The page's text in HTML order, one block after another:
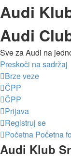
Audi
Audi
Sve za Audi na
Preskoči na sadržaj
Brze veze
ČPP
ČPP
Prijava
Registruj se
Početna Početna
Audi Klub